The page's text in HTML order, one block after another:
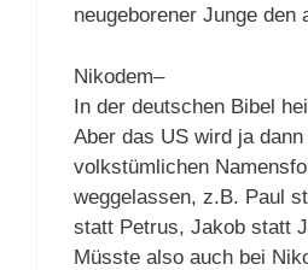
neugeborener Junge den
Nikodem–
In der deutschen Bibel
Aber das US wird ja dann
volkstümlichen
weggelassen, z.B. Paul
statt Petrus, Jakob statt
Müsste also auch bei